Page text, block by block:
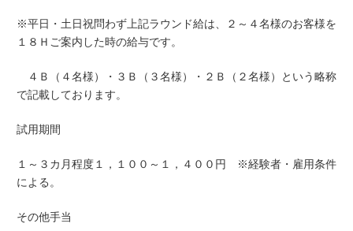
※平日・土日祝問わず上記ラウンド給は、２～４名様のお客様を
１８Ｈご案内した時の給与です。
４Ｂ（４名様）・３Ｂ（３名様）・２Ｂ（２名様）という略称
で記載しております。
試用期間
１～３カ月程度１，１００～１，４００円 ※経験者・雇用条件
による。
その他手当